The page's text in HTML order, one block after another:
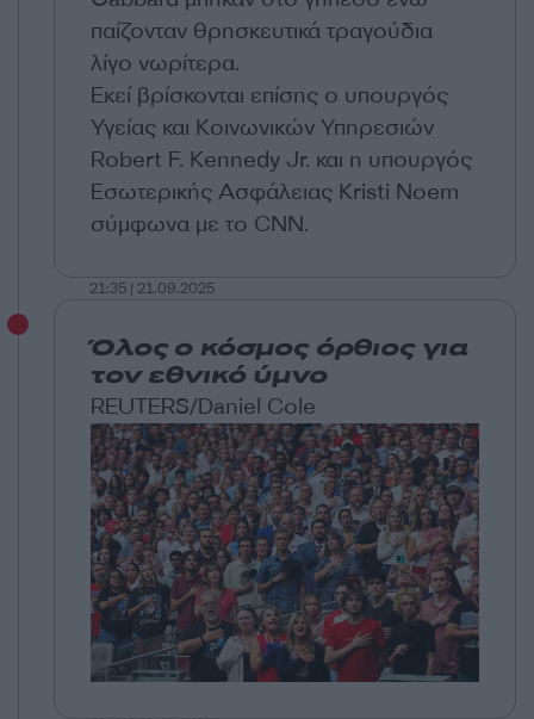
παίζονταν θρησκευτικά τραγούδια
λίγο νωρίτερα.
Εκεί βρίσκονται επίσης ο υπουργός
Υγείας και Κοινωνικών Υπηρεσιών
Robert F. Kennedy Jr. και η υπουργός
Εσωτερικής Ασφάλειας Kristi Noem
σύμφωνα με το CNN.
21:35 | 21.09.2025
Όλος ο κόσμος όρθιος για
τον εθνικό ύμνο
REUTERS/Daniel Cole